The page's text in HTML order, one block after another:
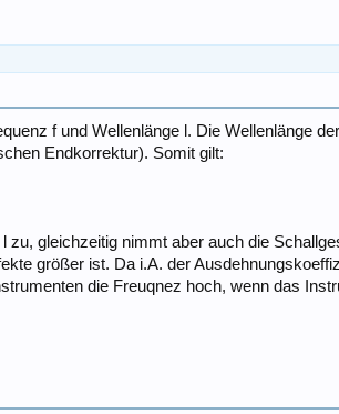
f und Wellenlänge l. Die Wellenlänge
Endkorrektur). Somit gilt:
gleichzeitig nimmt aber auch die
größer ist. Da i.A. der
die Freuqnez hoch, wenn das